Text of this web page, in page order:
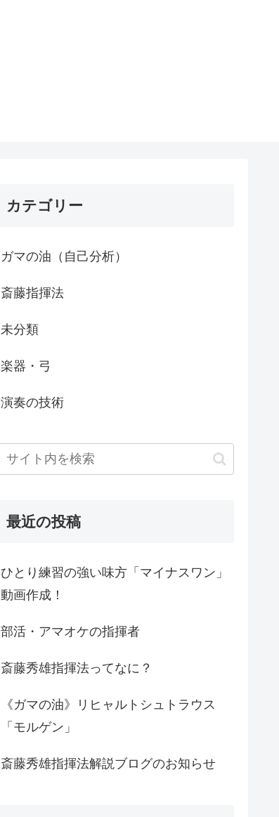
カテゴリー
ガマの油（自己分析）
斎藤指揮法
未分類
楽器・弓
演奏の技術
最近の投稿
ひとり練習の強い味方「マイナスワン」
動画作成！
部活・アマオケの指揮者
斎藤秀雄指揮法ってなに？
《ガマの油》リヒャルトシュトラウス
「モルゲン」
斎藤秀雄指揮法解説ブログのお知らせ